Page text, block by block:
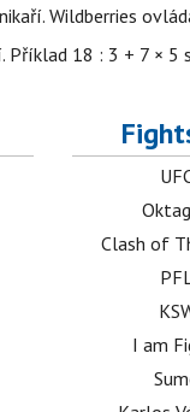
Wildberries
18 : 3 + 7 ×
Clash of
I am